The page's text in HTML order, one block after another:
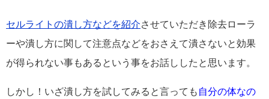
セルライトの潰し方などを紹介させていただき除去ローラ
ーや潰し方に関して注意点などをおさえて潰さないと効果
が得られない事もあるという事をお話ししたと思います。
しかし！いざ潰し方を試してみると言っても 自分の体なの